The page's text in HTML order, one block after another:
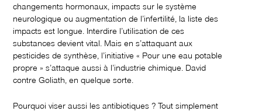
changements hormonaux, impacts sur le système
neurologique ou augmentation de l’infertilité, la liste des
impacts est longue. Interdire l’utilisation de ces
substances devient vital. Mais en s’attaquant aux
pesticides de synthèse, l’initiative « Pour une eau potable
propre » s’attaque aussi à l’industrie chimique. David
contre Goliath, en quelque sorte.
Pourquoi viser aussi les antibiotiques ? Tout simplement